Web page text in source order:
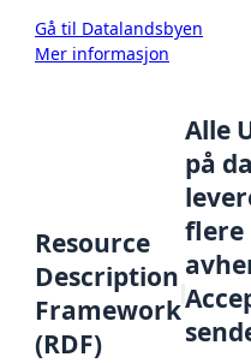
Gå til Datalandsbyen
Mer informasjon
Resource
Description
Framework
(RDF)
Alle
på
flere